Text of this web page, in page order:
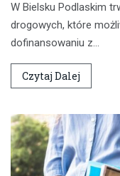
W Bielsku Podlaskim
drogowych, które
dofinansowaniu z…
Czytaj Dalej